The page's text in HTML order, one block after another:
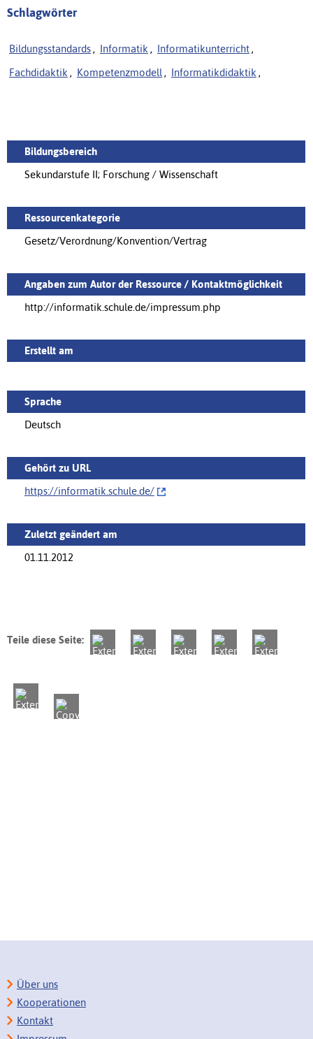
Schlagwörter
Bildungsstandards , Informatik , Informatikunterricht ,
Fachdidaktik , Kompetenzmodell , Informatikdidaktik ,
Bildungsbereich
Sekundarstufe II; Forschung / Wissenschaft
Ressourcenkategorie
Gesetz/Verordnung/Konvention/Vertrag
Angaben zum Autor der Ressource / Kontaktmöglichkeit
http://informatik.schule.de/impressum.php
Erstellt am
Sprache
Deutsch
Gehört zu URL
https://informatik.schule.de/‌
Zuletzt geändert am
01.11.2012
Teile diese Seite:
Über uns
Kooperationen
Kontakt